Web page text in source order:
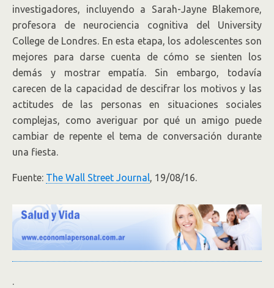
investigadores, incluyendo a Sarah-Jayne Blakemore,
profesora de neurociencia cognitiva del University
College de Londres. En esta etapa, los adolescentes son
mejores para darse cuenta de cómo se sienten los
demás y mostrar empatía. Sin embargo, todavía
carecen de la capacidad de descifrar los motivos y las
actitudes de las personas en situaciones sociales
complejas, como averiguar por qué un amigo puede
cambiar de repente el tema de conversación durante
una fiesta.
Fuente: The Wall Street Journal, 19/08/16.
.